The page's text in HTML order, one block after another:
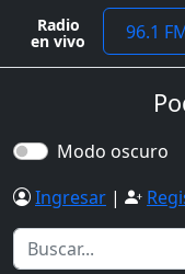
Radio
en vivo 96.1
Modo oscuro
Ingresar |